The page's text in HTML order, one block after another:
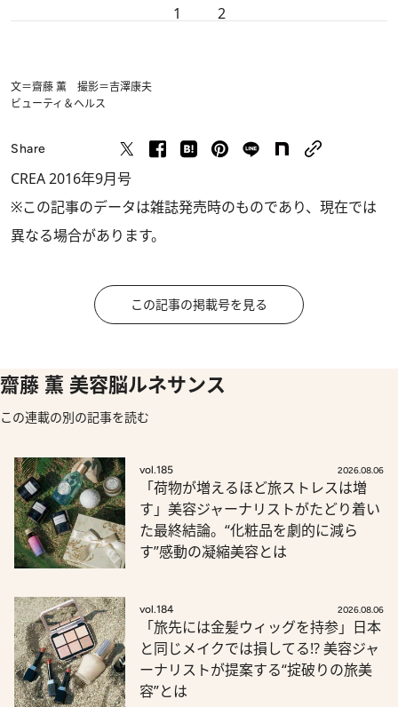
1 2
文＝齋藤 薫 撮影＝吉澤康夫
ビューティ＆ヘルス
Share
CREA 2016年9月号
※この記事のデータは雑誌発売時のものであり、現在では
異なる場合があります。
この記事の掲載号を見る
齋藤 薫 美容脳ルネサンス
この連載の別の記事を読む
vol.185 2026.08.06
「荷物が増えるほど旅ストレスは増
す」美容ジャーナリストがたどり着い
た最終結論。“化粧品を劇的に減ら
す”感動の凝縮美容とは
vol.184 2026.08.06
「旅先には金髪ウィッグを持参」日本
と同じメイクでは損してる!? 美容ジャ
ーナリストが提案する“掟破りの旅美
容”とは